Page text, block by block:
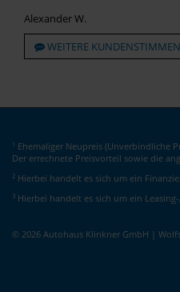
Alexander W.
WEITERE
1 Ehemaliger Neupreis (Unverbindliche
Der errechnete Preisvorteil sowie die
2 Hierbei handelt es sich um ein
3 Hierbei handelt es sich um ein
© 2026 Autohaus Klinkner GmbH |